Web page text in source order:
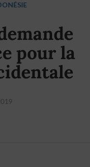
pour la